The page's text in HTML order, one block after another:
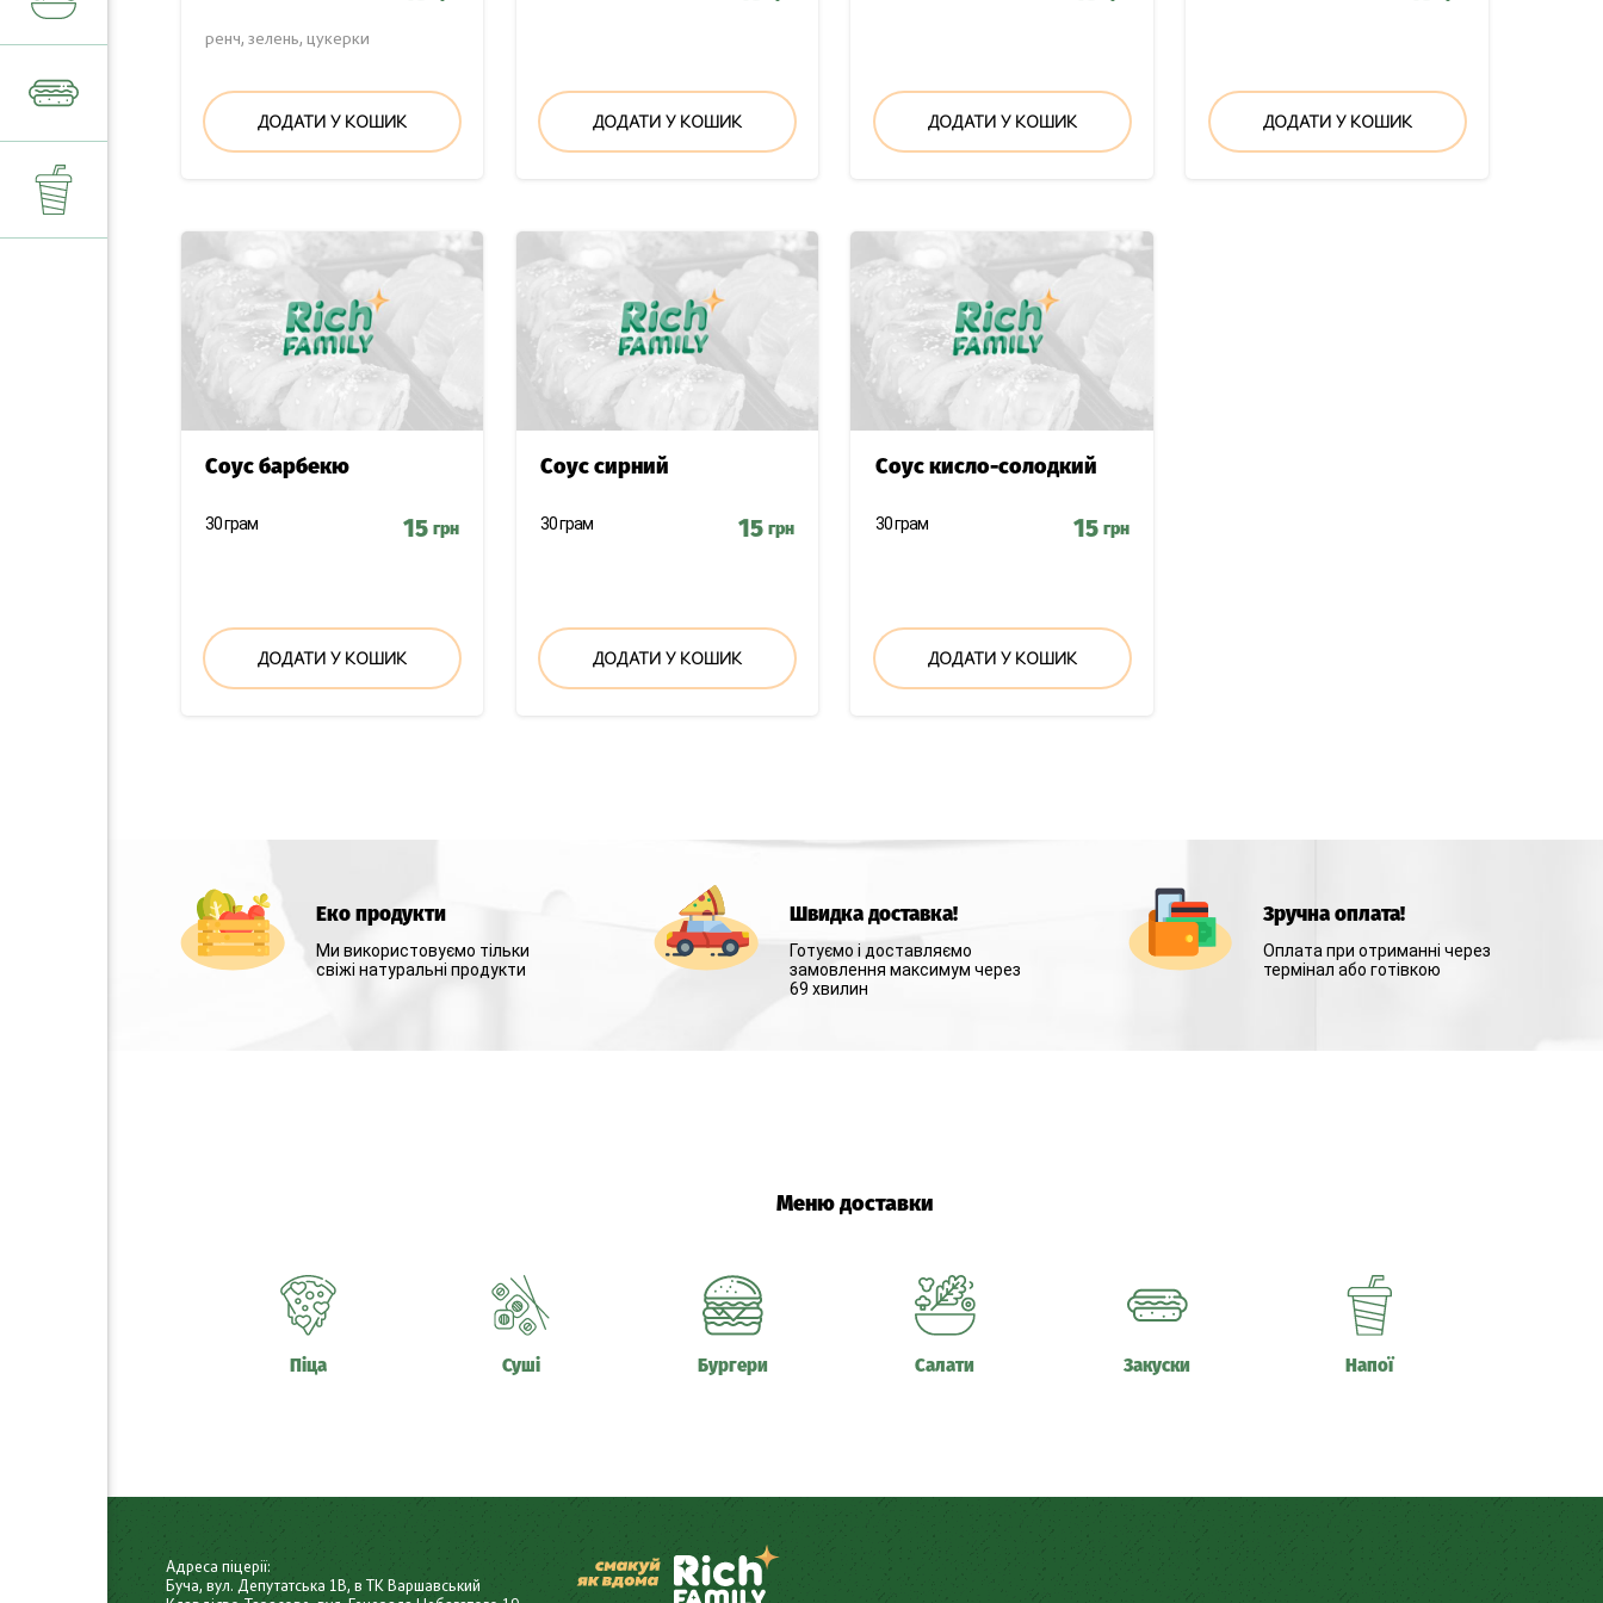
ДРАКОН РОЛ
ДОБАВКИ ДО СУШІ
ренч, зелень, цукерки
ДОДАТИ У КОШИК ДОДАТИ У КОШИК ДОДАТИ У КОШИК ДОДАТИ У КОШИК
Соус барбекю
30 грам 15 грн
ДОДАТИ У КОШИК
Соус сирний
30 грам 15 грн
ДОДАТИ У КОШИК
Соус кисло-солодкий
30 грам 15 грн
ДОДАТИ У КОШИК
Еко продукти
Ми використовуємо тільки
свіжі натуральні продукти
Швидка доставка!
Готуємо і доставляємо
замовлення максимум через
69 хвилин
Зручна оплата!
Оплата при отриманні через
термінал або готівкою
Меню доставки
Піца Суші Бургери Салати Закуски Напої
Адреса піцерії:
Буча, вул. Депутатська 1В, в ТК Варшавський